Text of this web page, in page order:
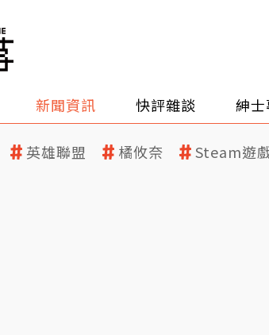
新聞資訊 快評雜談 紳
英雄聯盟 橘攸奈 Steam遊